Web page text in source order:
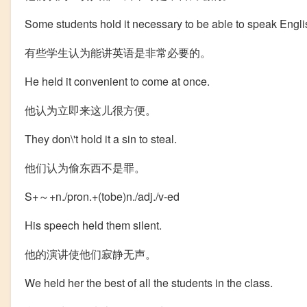
Some students hold it necessary to be able to speak
有些学生认为能讲英语是非常必要的。
He held it convenient to come at once.
他认为立即来这儿很方便。
They don\'t hold it a sin to steal.
他们认为偷东西不是罪。
S+～+n./pron.+(tobe)n./adj./v-ed
His speech held them silent.
他的演讲使他们寂静无声。
We held her the best of all the students in the class.